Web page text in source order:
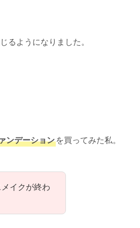
るようになりました。
ンデーションを買ってみた私。
イクが終わ